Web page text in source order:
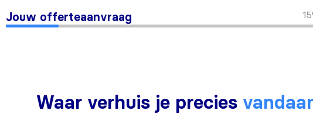
Jouw offerteaanvraag
Waar verhuis je precies